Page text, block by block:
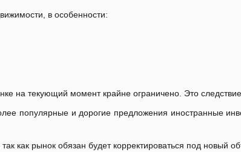
в особенности:
на текующий момент крайне ограничено. Это
популярные и дорогие предложения иностранные
как рынок обязан будет корректироваться под новый